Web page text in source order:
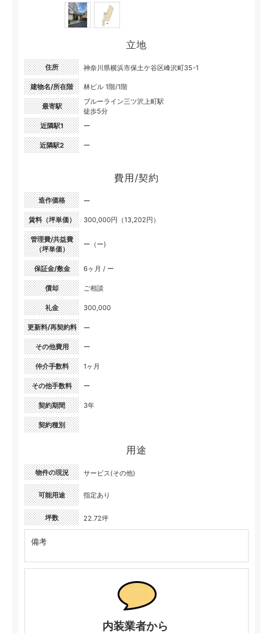
立地
住所 神奈川県横浜市保土ケ谷区峰沢町35-1
建物名/所在階 林ビル 1階/1階
最寄駅
ブルーライン三ツ沢上町駅
徒歩5分
近隣駅1
ー
近隣駅2 ー
費用/契約
造作価格 ー
賃料（坪単価） 300,000円（13,202円）
管理費/共益費
（坪単価）
ー（ー)
保証金/敷金 6ヶ月 / ー
償却 ご相談
礼金 300,000
更新料/再契約料 ー
その他費用 ー
仲介手数料 1ヶ月
その他手数料 ー
契約期間 3年
契約種別
用途
物件の現況 サービス(その他)
可能用途 指定あり
坪数 22.72坪
備考
内装業者から